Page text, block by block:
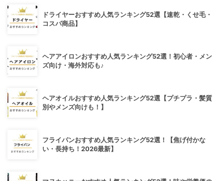
ドライヤーおすすめ人気ランキング52選【速乾・くせ毛・
コスパ商品】
ヘアアイロンおすすめ人気ランキング52選！初心者・メン
ズ向け・海外対応も♪
ヘアオイルおすすめ人気ランキング52選【プチプラ・髪質
別やメンズ向けも！】
フライパンおすすめ人気ランキング52選！【焦げ付かな
い・長持ち！2026最新】